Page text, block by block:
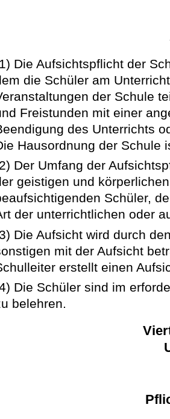
Die Aufsichtspflicht der
die Schüler am
der Schule
Freistunden mit einer
des Unterrichts
Hausordnung der Schule
Der Umfang der
geistigen und
Schüler,
der unterrichtlichen oder
Die Aufsicht wird durch
mit der Aufsicht
erstellt einen
Die Schüler sind im
belehren.